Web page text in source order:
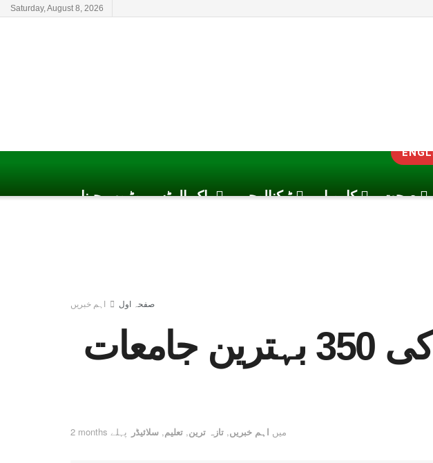
Saturday, August 8, 2026
پاک الرٹس یوٹیوب چینل ٹیکنالوجی کاروبار صحت
صفحہ اول اہم خبریں
پاکستان کی کوئی جامعہ دنیا کی 350 بہترین جامعات
2 months پہلے میں اہم خبریں, تازہ ترین, تعلیم, سلائیڈر